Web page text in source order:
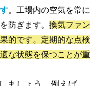
。工場内の空気を常に
防ぎます。 換気ファン
的です。定期的な点検
な状態を保つことが重